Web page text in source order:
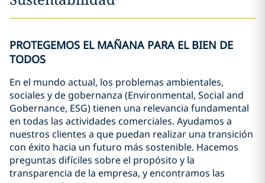
PROTEGEMOS EL MAÑANA PARA EL BIEN DE
TODOS
En el mundo actual, los problemas ambientales,
sociales y de gobernanza (Environmental, Social and
Gobernance, ESG) tienen una relevancia fundamental
en todas las actividades comerciales. Ayudamos a
nuestros clientes a que puedan realizar una transición
con éxito hacia un futuro más sostenible. Hacemos
preguntas difíciles sobre el propósito y la
transparencia de la empresa, y encontramos las